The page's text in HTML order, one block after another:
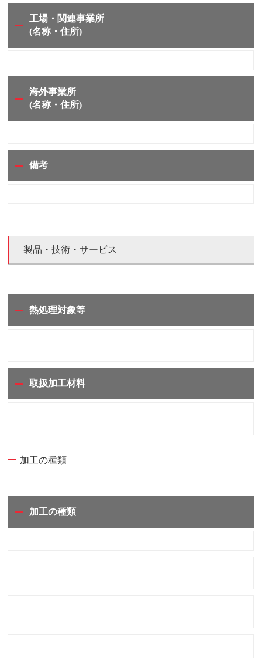
工場・関連事業所
(名称・住所)
海外事業所
(名称・住所)
備考
製品・技術・サービス
熱処理対象等
取扱加工材料
加工の種類
加工の種類